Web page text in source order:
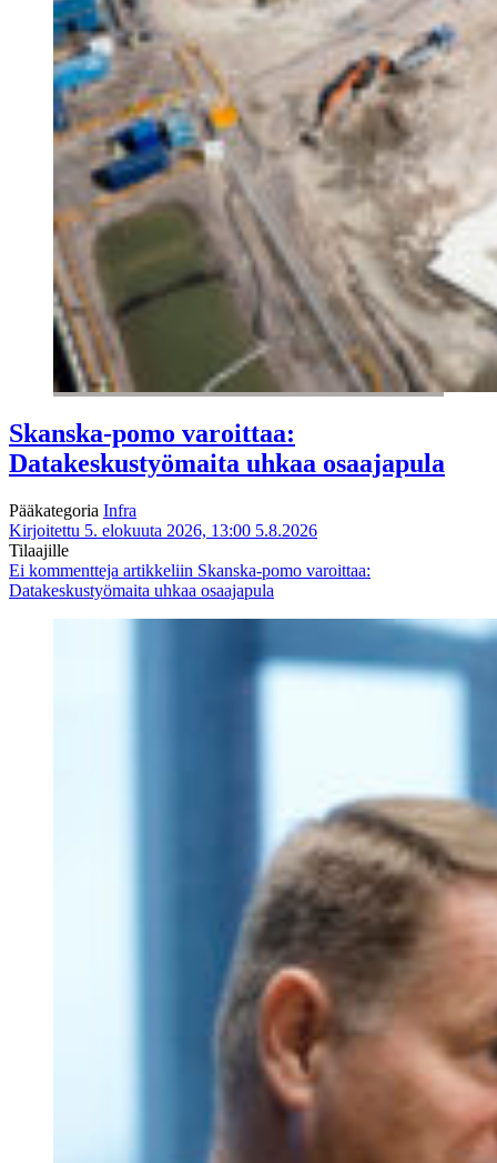
Skanska-pomo varoittaa:
Datakeskustyömaita uhkaa osaajapula
Pääkategoria Infra
Kirjoitettu 5. elokuuta 2026, 13:00 5.8.2026
Tilaajille
Ei kommentteja artikkeliin Skanska-pomo varoittaa:
Datakeskustyömaita uhkaa osaajapula